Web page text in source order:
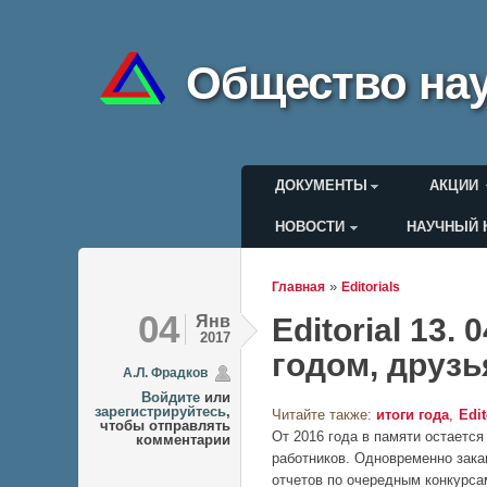
Общество
Главное меню
ДОКУМЕНТЫ АКЦИИ
Меню
НОВОСТИ НАУЧНЫЙ
Вы здесь
Главная » Editorials
04 Янв
2017
А.Л. Фрадков
Войдите или
зарегистрируйтесь,
чтобы отправлять
комментарии
Editorial 13.
годом,
Читайте также: итоги года
От 2016 года в памяти
работников. Одновременно
отчетов по очередным